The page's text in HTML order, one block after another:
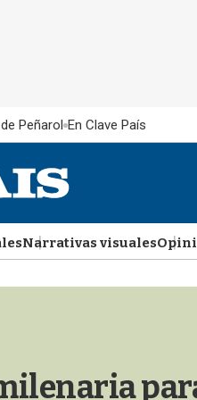
Peñarol En Clave País
Narrativas visuales